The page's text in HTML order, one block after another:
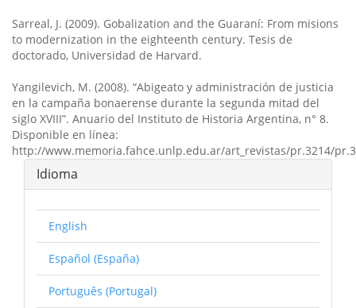
Sarreal, J. (2009). Gobalization and the Guaraní: From misions
to modernization in the eighteenth century. Tesis de
doctorado, Universidad de Harvard.
Yangilevich, M. (2008). “Abigeato y administración de justicia
en la campaña bonaerense durante la segunda mitad del
siglo XVIII”. Anuario del Instituto de Historia Argentina, n° 8.
Disponible en línea:
http://www.memoria.fahce.unlp.edu.ar/art_revistas/pr.3214/
Idioma
English
Español (España)
Português (Portugal)